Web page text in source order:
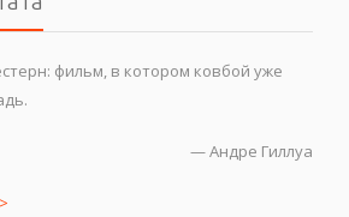
фильм, в котором ковбой уже
—Андре Гиллуа